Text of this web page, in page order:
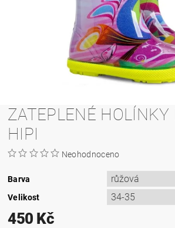
ZATEPLENÉ
HIPI
Neohodnoceno
Barva
Velikost
450 Kč